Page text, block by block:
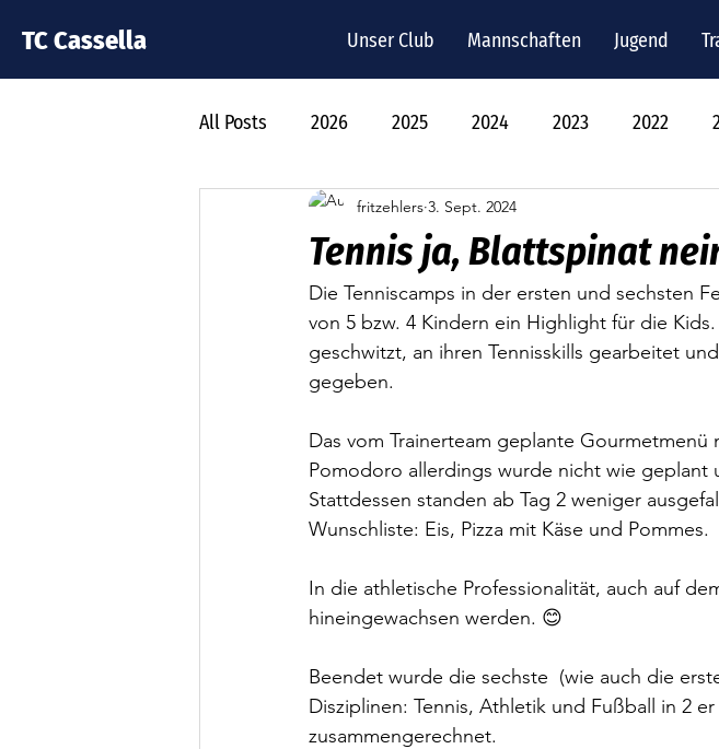
TC Cassella Unser Club Mannschaften Jugend
All Posts 2026 2025 2024 2023 2022
Tennis ja, Blattspinat
fritzehlers 3. Sept. 2024
Die Tenniscamps in der ersten und sechsten
von 5 bzw. 4 Kindern ein Highlight für die
geschwitzt, an ihren Tennisskills gearbeitet
gegeben.
Das vom Trainerteam geplante Gourmetmenü
Pomodoro allerdings wurde nicht wie geplant
Stattdessen standen ab Tag 2 weniger
Wunschliste: Eis, Pizza mit Käse und Pommes.
In die athletische Professionalität, auch auf
hineingewachsen werden. 😊
Beendet wurde die sechste  (wie auch die
Disziplinen: Tennis, Athletik und Fußball in 2
zusammengerechnet.